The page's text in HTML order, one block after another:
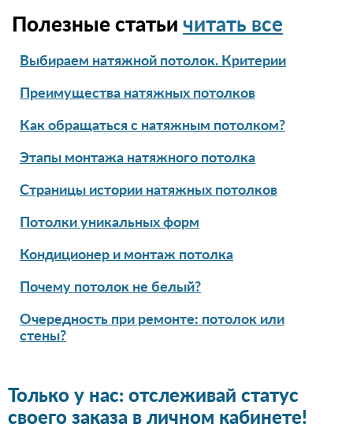
Полезные статьи читать все
Выбираем натяжной потолок. Критерии
Преимущества натяжных потолков
Как обращаться с натяжным потолком?
Этапы монтажа натяжного потолка
Страницы истории натяжных потолков
Потолки уникальных форм
Кондиционер и монтаж потолка
Почему потолок не белый?
Очередность при ремонте: потолок или
стены?
Только у нас: отслеживай статус
своего заказа в личном кабинете!